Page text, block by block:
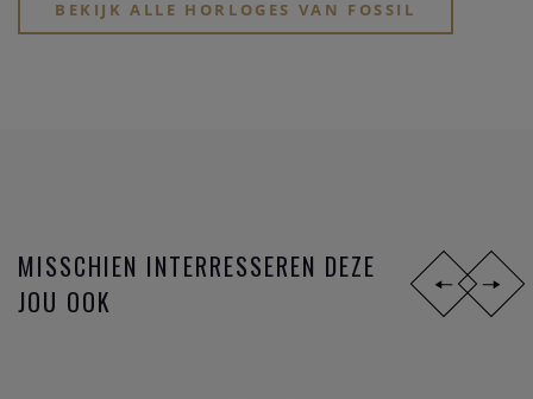
andere belangrijke meldingen, ondekken van je
lichaamsinspanningen en veel meer, dit allemaal aan de
BEKIJK ALLE HORLOGES VAN FOSSIL
MISSCHIEN INTERRESSEREN DEZE
JOU OOK